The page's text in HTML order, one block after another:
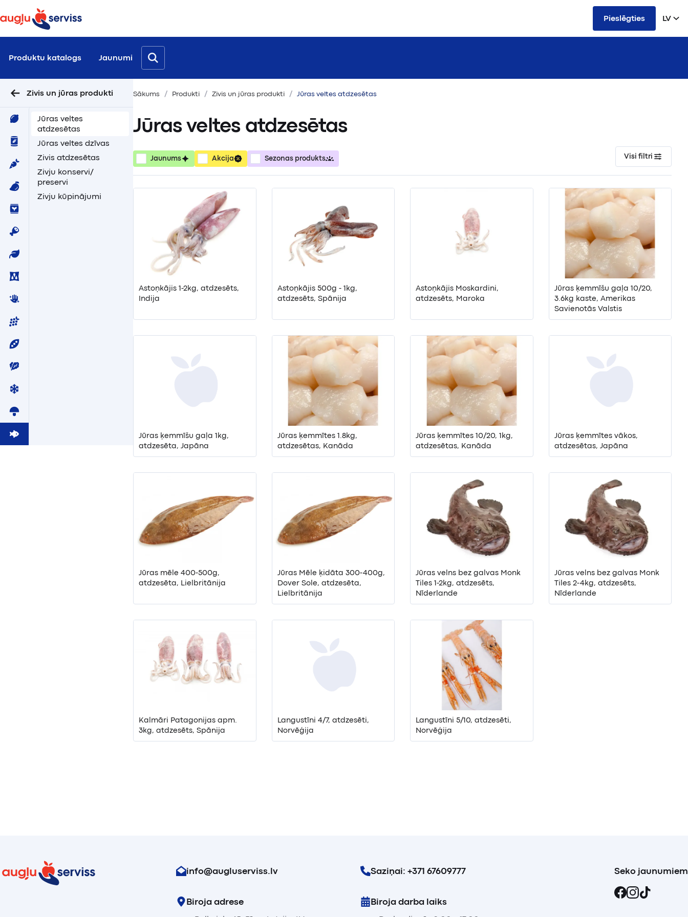
Pieslēgties LV
Produktu katalogs Jaunumi
Zivis un jūras produkti
Jūras veltes
atdzesētas
Jūras veltes dzīvas
Zivis atdzesētas
Zivju konservi/
preservi
Zivju kūpinājumi
Sākums Produkti Zivis un jūras produkti Jūras veltes atdzesētas
Jūras veltes atdzesētas
Jaunums Akcija Sezonas produkts Visi filtri
Astoņkājis 1-2kg, atdzesēts,
Indija
Astoņkājis 500g - 1kg,
atdzesēts, Spānija
Astoņkājis Moskardini,
atdzesēts, Maroka
Jūras ķemmīšu gaļa 10/20,
3.6kg kaste, Amerikas
Savienotās Valstis
Jūras ķemmīšu gaļa 1kg,
atdzesēta, Japāna
Jūras ķemmītes 1.8kg,
atdzesētas, Kanāda
Jūras ķemmītes 10/20, 1kg,
atdzesētas, Kanāda
Jūras ķemmītes vākos,
atdzesētas, Japāna
Jūras mēle 400-500g,
atdzesēta, Lielbritānija
Jūras Mēle ķidāta 300-400g,
Dover Sole, atdzesēta,
Lielbritānija
Jūras velns bez galvas Monk
Tiles 1-2kg, atdzesēts,
Nīderlande
Jūras velns bez galvas Monk
Tiles 2-4kg, atdzesēts,
Nīderlande
Kalmāri Patagonijas apm.
3kg, atdzesēts, Spānija
Langustīni 4/7, atdzesēti,
Norvēģija
Langustīni 5/10, atdzesēti,
Norvēģija
info@augluserviss.lv Saziņai: +371 67609777
Biroja adrese Biroja darba laiks
Seko jaunumiem